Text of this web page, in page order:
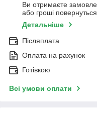
Ви отримаєте
або гроші
Детальніше
Післяплата
Оплата на рахунок
Готівкою
Всі умови оплати